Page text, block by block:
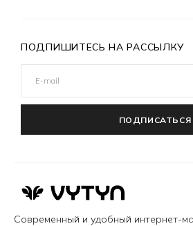
ПОДПИШИТЕСЬ НА РАССЫЛКУ
ПОДПИСАТЬСЯ
Современный и удобный интернет-